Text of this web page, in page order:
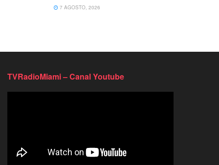
7 AGOSTO, 2026
TVRadioMiami – Canal Youtube